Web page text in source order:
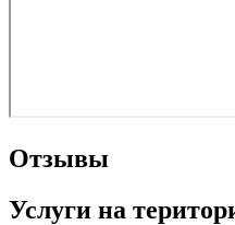
Отзывы
Услуги на